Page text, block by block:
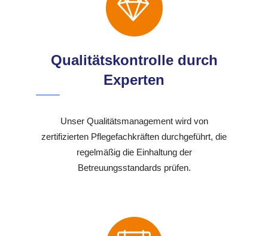
Qualitätskontrolle durch
Experten
Unser Qualitätsmanagement wird von
zertifizierten Pflegefachkräften durchgeführt, die
regelmäßig die Einhaltung der
Betreuungsstandards prüfen.